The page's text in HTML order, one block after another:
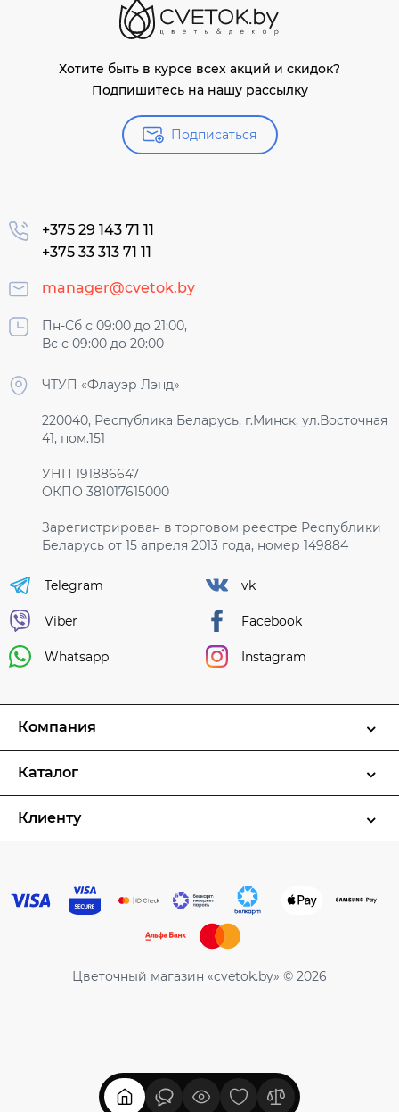
Хотите быть в курсе всех акций и скидок?
Подпишитесь на нашу рассылку
Подписаться
+375 29 143 71 11
+375 33 313 71 11
manager@cvetok.by
Пн-Сб с 09:00 до 21:00,
Вс с 09:00 до 20:00
ЧТУП «Флауэр Лэнд»
220040, Республика Беларусь, г.Минск, ул.Восточная
41, пом.151
УНП 191886647
ОКПО 381017615000
Зарегистрирован в торговом реестре Республики
Беларусь от 15 апреля 2013 года, номер 149884
Telegram
Viber
Whatsapp
vk
Facebook
Instagram
Компания
Каталог
Клиенту
Цветочный магазин «cvetok.by» © 2026